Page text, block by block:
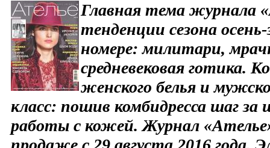
Главная тема журнала
тенденции сезона
номере: милитари,
средневековая готика.
женского белья и
класс: пошив комбидресса шаг
работы с кожей. Журнал